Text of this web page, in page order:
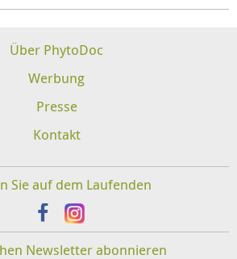
Über PhytoDoc
Werbung
Presse
Kontakt
Sie auf dem Laufenden
Newsletter abonnieren